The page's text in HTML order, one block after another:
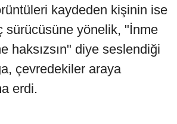
kaydeden kişinin ise
sürücüsüne yönelik, "İnme
haksızsın" diye seslendiği
çevredekiler araya
erdi.